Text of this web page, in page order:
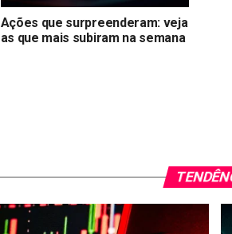
Ações que surpreenderam: veja
as que mais subiram na semana